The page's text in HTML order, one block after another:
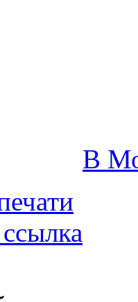
В